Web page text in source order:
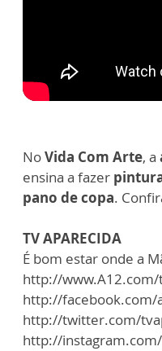
NoVida Com Arte, a
ensina a fazer
pano de copa.
TV APARECIDA
É bom estar onde a
http://www.A12.com/
http://facebook.com/
http://twitter.com/
http://